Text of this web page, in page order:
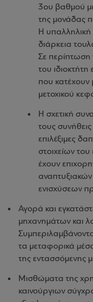
3ου βαθμού με
της μονάδας
Η υπαλληλική
διάρκεια
Σε
του
που κατέχουν
μετοχικού
Η σχετική
τους
επιλέξιμες
στοιχείων
έχουν
ενισχύσεων
Αγορά και
μηχανημάτων και
τα μεταφορικά
της εντασσόμενης
Μισθώματα της
καινούργιων